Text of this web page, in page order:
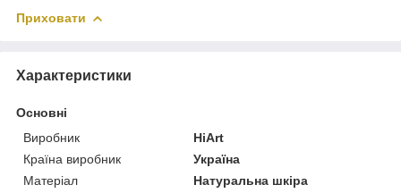
Приховати
Характеристики
Основні
Виробник
HiArt
Країна виробник
Україна
Матеріал
Натуральна шкіра